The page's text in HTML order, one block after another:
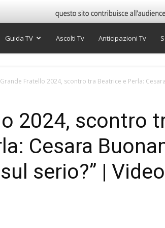
Guida TV Ascolti Tv Anticipazioni Tv
Grande Fratello 2024, scontro tra Beatrice e Perla:
2024, scontro
Cesara
serio?” | Video